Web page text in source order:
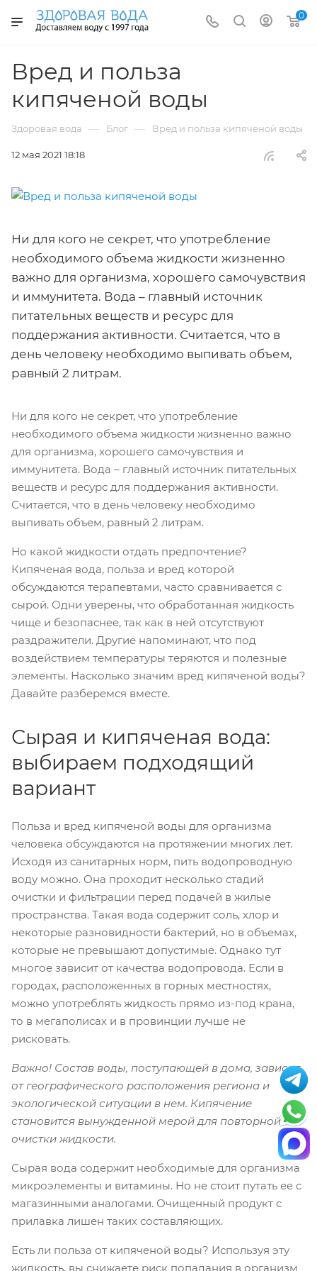
0
Вред и польза
кипяченой воды
Здоровая вода — Блог — Вред и польза кипяченой воды
12 мая 2021 18:18
Ни для кого не секрет, что употребление
необходимого объема жидкости жизненно
важно для организма, хорошего самочувствия
и иммунитета. Вода – главный источник
питательных веществ и ресурс для
поддержания активности. Считается, что в
день человеку необходимо выпивать объем,
равный 2 литрам.
Ни для кого не секрет, что употребление
необходимого объема жидкости жизненно важно
для организма, хорошего самочувствия и
иммунитета. Вода – главный источник питательных
веществ и ресурс для поддержания активности.
Считается, что в день человеку необходимо
выпивать объем, равный 2 литрам.
Но какой жидкости отдать предпочтение?
Кипяченая вода, польза и вред которой
обсуждаются терапевтами, часто сравнивается с
сырой. Одни уверены, что обработанная жидкость
чище и безопаснее, так как в ней отсутствуют
раздражители. Другие напоминают, что под
воздействием температуры теряются и полезные
элементы. Насколько значим вред кипяченой воды?
Давайте разберемся вместе.
Сырая и кипяченая вода:
выбираем подходящий
вариант
Польза и вред кипяченой воды для организма
человека обсуждаются на протяжении многих лет.
Исходя из санитарных норм, пить водопроводную
воду можно. Она проходит несколько стадий
очистки и фильтрации перед подачей в жилые
пространства. Такая вода содержит соль, хлор и
некоторые разновидности бактерий, но в объемах,
которые не превышают допустимые. Однако тут
многое зависит от качества водопровода. Если в
городах, расположенных в горных местностях,
можно употреблять жидкость прямо из-под крана,
то в мегаполисах и в провинции лучше не
рисковать.
Важно! Состав воды, поступающей в дома, зависит
от географического расположения региона и
экологической ситуации в нем. Кипячение
становится вынужденной мерой для повторной
очистки жидкости.
Сырая вода содержит необходимые для организма
микроэлементы и витамины. Но не стоит путать ее с
магазинными аналогами. Очищенный продукт с
прилавка лишен таких составляющих.
Есть ли польза от кипяченой воды? Используя эту
жидкость, вы снижаете риск попадания в организм